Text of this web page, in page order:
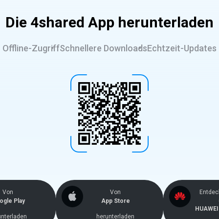
Die 4shared App herunterladen
Offline-ZugriffSchnellere DownloadsEchtzeit-Updates
Von
Play
Von
App Store
herunterladen